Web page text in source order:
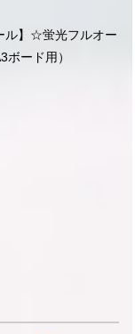
ル】☆蛍光フルオー
ード用）